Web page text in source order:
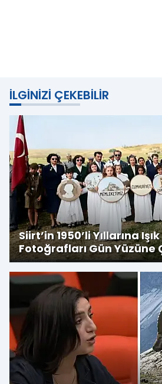
İLGINIZI ÇEKEBILIR
Siirt’in 1950’li Yıllarına
Fotoğrafları Gün Yüzüne